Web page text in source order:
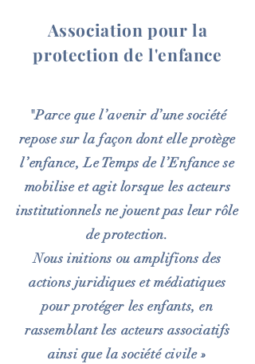
Association pour la
protection de l'enfance
"Parce que l’avenir d’une société
repose sur la façon dont elle protège
l’enfance, Le Temps de l’Enfance se
mobilise et agit lorsque les acteurs
institutionnels ne jouent pas leur rôle
de protection.
Nous initions ou amplifions des
actions juridiques et médiatiques
pour protéger les enfants, en
rassemblant les acteurs associatifs
ainsi que la société civile »